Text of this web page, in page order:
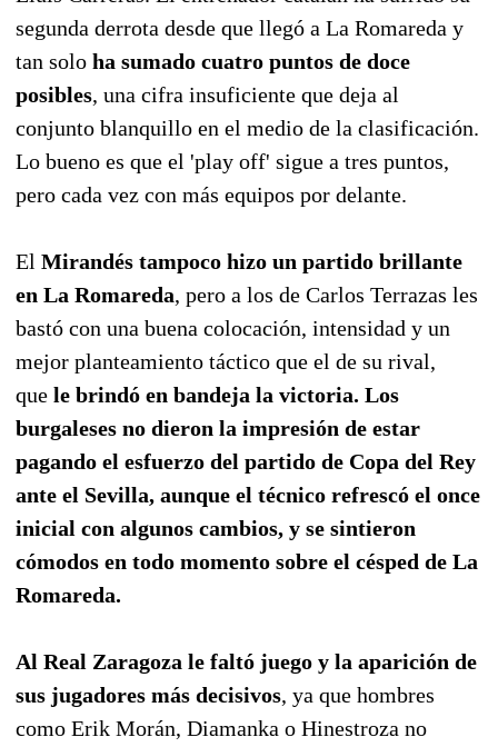
segunda derrota desde que llegó a La Romareda y
tan solo ha sumado cuatro puntos de doce
posibles, una cifra insuficiente que deja al
conjunto blanquillo en el medio de la clasificación.
Lo bueno es que el 'play off' sigue a tres puntos,
pero cada vez con más equipos por delante.
El Mirandés tampoco hizo un partido brillante
en La Romareda, pero a los de Carlos Terrazas les
bastó con una buena colocación, intensidad y un
mejor planteamiento táctico que el de su rival,
que le brindó en bandeja la victoria. Los
burgaleses no dieron la impresión de estar
pagando el esfuerzo del partido de Copa del Rey
ante el Sevilla, aunque el técnico refrescó el once
inicial con algunos cambios, y se sintieron
cómodos en todo momento sobre el césped de La
Romareda.
Al Real Zaragoza le faltó juego y la aparición de
sus jugadores más decisivos, ya que hombres
como Erik Morán, Diamanka o Hinestroza no